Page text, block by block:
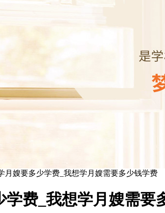
月嫂要多少学费_我想学月嫂需要多少钱学费
学费_我想学月嫂需要